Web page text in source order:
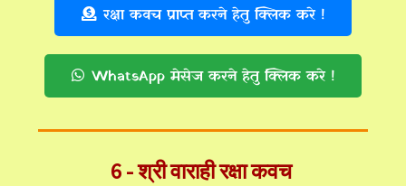
रक्षा कवच प्राप्त करने हेतु क्लिक करे !
WhatsApp मेसेज करने हेतु क्लिक करे !
6 - श्री वाराही रक्षा कवच